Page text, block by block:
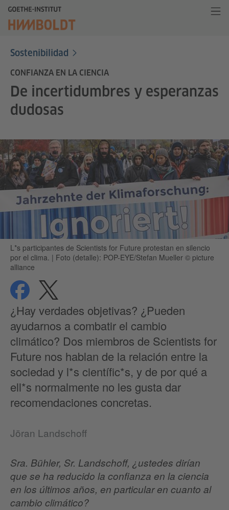
Sostenibilidad
CONFIANZA EN LA CIENCIA
De incertidumbres y esperanzas
dudosas
L*s participantes de Scientists for Future protestan en silencio
por el clima. | Foto (detalle): POP-EYE/Stefan Mueller © picture
alliance
compartircompartir
¿Hay verdades objetivas? ¿Pueden
ayudarnos a combatir el cambio
climático? Dos miembros de Scientists for
Future nos hablan de la relación entre la
sociedad y l*s científic*s, y de por qué a
ell*s normalmente no les gusta dar
recomendaciones concretas.
Jöran Landschoff
Sra. Bühler, Sr. Landschoff, ¿ustedes dirían
que se ha reducido la confianza en la ciencia
en los últimos años, en particular en cuanto al
cambio climático?